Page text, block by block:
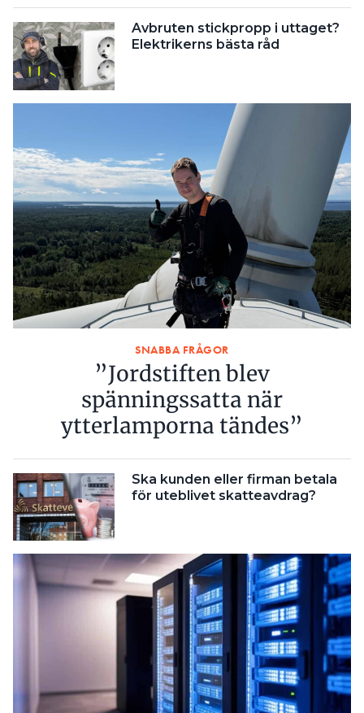
Avbruten stickpropp i uttaget?
Elektrikerns bästa råd
SNABBA FRÅGOR
”Jordstiften blev
spänningssatta när
ytterlamporna tändes”
Ska kunden eller firman betala
för uteblivet skatteavdrag?